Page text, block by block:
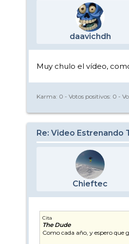
daavichdh
Muy chulo el vídeo,
Karma: 0 - Votos positivos: 0 -
Re: Video Estrenando
Chieftec
Cita
The Dude
Como cada año, y espero que